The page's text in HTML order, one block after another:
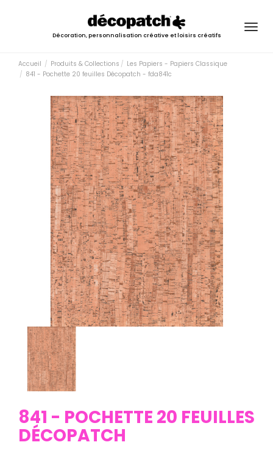
Décoration, personnalisation créative et loisirs créatifs
Accueil Produits & Collections
Les Papiers - Papiers Classique
841 - Pochette 20 feuilles Décopatch - fda841c
841 - POCHETTE 20 FEUILLES
DÉCOPATCH